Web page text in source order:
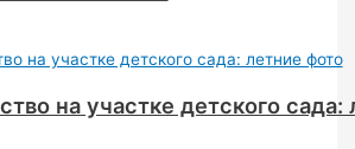
на участке детского сада: